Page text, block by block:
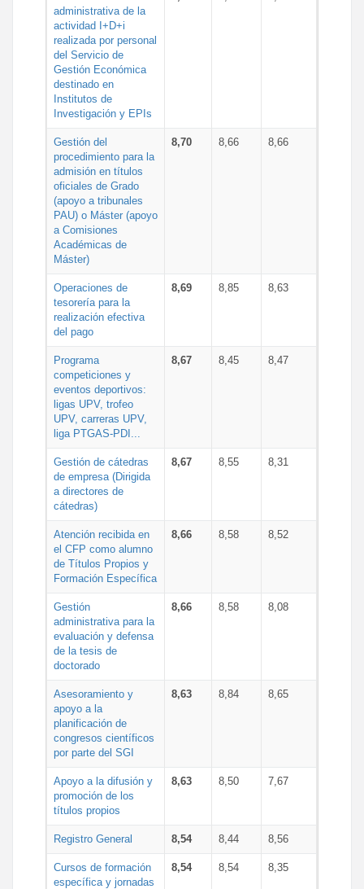
administrativa de la
actividad I+D+i
realizada por personal
del Servicio de
Gestión Económica
destinado en
Institutos de
Investigación y EPIs
Gestión del
procedimiento para la
admisión en títulos
oficiales de Grado
(apoyo a tribunales
PAU) o Máster (apoyo
a Comisiones
Académicas de
Máster)
8,70 8,66 8,66
Operaciones de
tesorería para la
realización efectiva
del pago
8,69 8,85 8,63
Programa
competiciones y
eventos deportivos:
ligas UPV, trofeo
UPV, carreras UPV,
liga PTGAS-PDI...
8,67 8,45 8,47
Gestión de cátedras
de empresa (Dirigida
a directores de
cátedras)
8,67 8,55 8,31
Atención recibida en
el CFP como alumno
de Títulos Propios y
Formación Específica
8,66 8,58 8,52
Gestión
administrativa para la
evaluación y defensa
de la tesis de
doctorado
8,66 8,58 8,08
Asesoramiento y
apoyo a la
planificación de
congresos científicos
por parte del SGI
8,63 8,84 8,65
Apoyo a la difusión y
promoción de los
títulos propios
8,63 8,50 7,67
Registro General 8,54 8,44 8,56
Cursos de formación
específica y jornadas
8,54 8,54 8,35